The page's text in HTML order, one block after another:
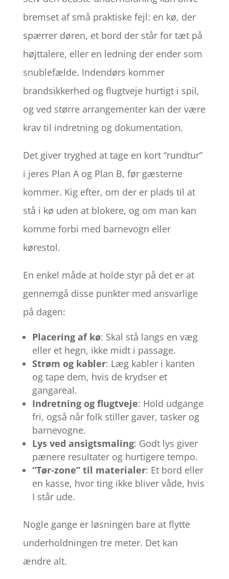
bremset af små praktiske fejl: en kø, der
spærrer døren, et bord der står for tæt på
højttalere, eller en ledning der ender som
snublefælde. Indendørs kommer
brandsikkerhed og flugtveje hurtigt i spil,
og ved større arrangementer kan der være
krav til indretning og dokumentation.
Det giver tryghed at tage en kort “rundtur”
i jeres Plan A og Plan B, før gæsterne
kommer. Kig efter, om der er plads til at
stå i kø uden at blokere, og om man kan
komme forbi med barnevogn eller
kørestol.
En enkel måde at holde styr på det er at
gennemgå disse punkter med ansvarlige
på dagen:
Placering af kø: Skal stå langs en væg
eller et hegn, ikke midt i passage.
Strøm og kabler: Læg kabler i kanten
og tape dem, hvis de krydser et
gangareal.
Indretning og flugtveje: Hold udgange
fri, også når folk stiller gaver, tasker og
barnevogne.
Lys ved ansigtsmaling: Godt lys giver
pænere resultater og hurtigere tempo.
“Tør-zone” til materialer: Et bord eller
en kasse, hvor ting ikke bliver våde, hvis
I står ude.
Nogle gange er løsningen bare at flytte
underholdningen tre meter. Det kan
ændre alt.